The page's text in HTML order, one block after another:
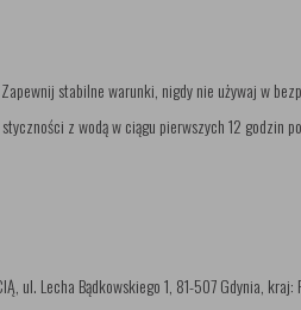
stabilne warunki, nigdy nie używaj w
z wodą w ciągu pierwszych 12 godzin
ul. Lecha Bądkowskiego 1, 81-507 Gdynia,